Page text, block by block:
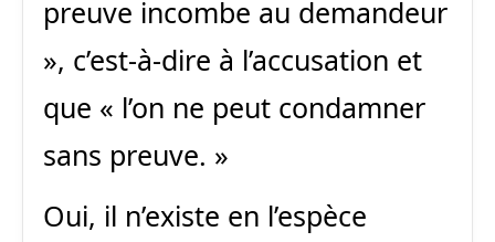
preuve incombe au demandeur
», c’est-à-dire à l’accusation et
que « l’on ne peut condamner
sans preuve. »
Oui, il n’existe en l’espèce